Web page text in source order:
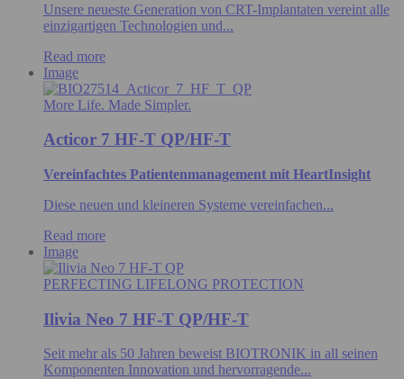
Unsere neueste Generation von CRT-Implantaten vereint alle
einzigartigen Technologien und...
Read more
Image
More Life. Made Simpler.
Acticor 7 HF-T QP/HF-T
Vereinfachtes Patientenmanagement mit HeartInsight
Diese neuen und kleineren Systeme vereinfachen...
Read more
Image
PERFECTING LIFELONG PROTECTION
Ilivia Neo 7 HF-T QP/HF-T
Seit mehr als 50 Jahren beweist BIOTRONIK in all seinen
Komponenten Innovation und hervorragende...